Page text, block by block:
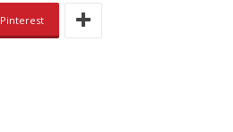
Pinterest